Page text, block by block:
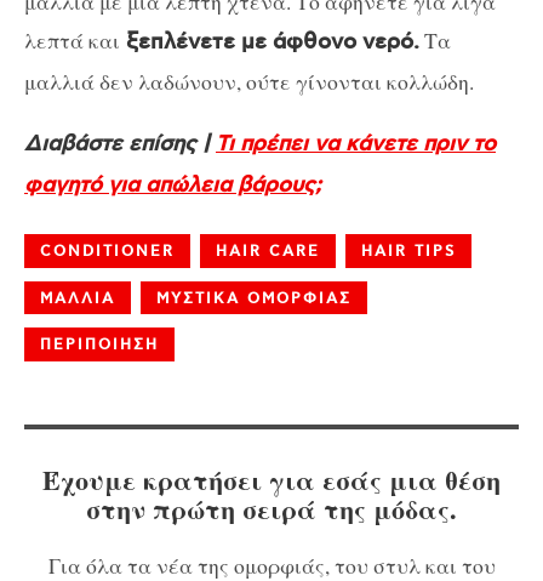
λεπτά και ξεπλένετε με άφθονο νερό.Τα
μαλλιά δεν λαδώνουν, ούτε γίνονται κολλώδη.
Διαβάστε επίσης | Τι πρέπει να κάνετε πριν το
φαγητό για απώλεια βάρους;
CONDITIONER HAIR CARE HAIR TIPS
ΜΑΛΛΙΑ ΜΥΣΤΙΚΑ ΟΜΟΡΦΙΑΣ
ΠΕΡΙΠΟΙΗΣΗ
Έχουμε κρατήσει για εσάς μια θέση
στην πρώτη σειρά της μόδας.
Για όλα τα νέα της ομορφιάς, του στυλ και του